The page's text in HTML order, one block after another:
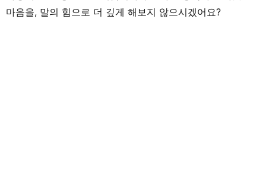
마음을, 말의 힘으로 더 깊게 해보지 않으시겠어요?